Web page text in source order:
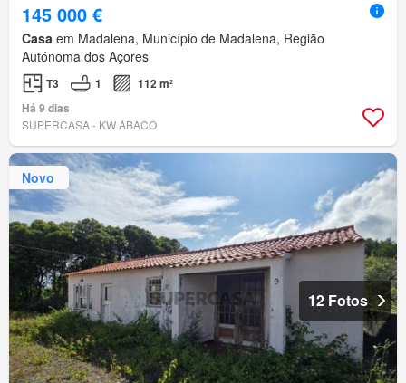
145 000 €
Casa em Madalena, Município de Madalena, Região
Autónoma dos Açores
T3 1
112 m²
Há 9 dias
SUPERCASA - KW ÁBACO
Novo
12 Fotos